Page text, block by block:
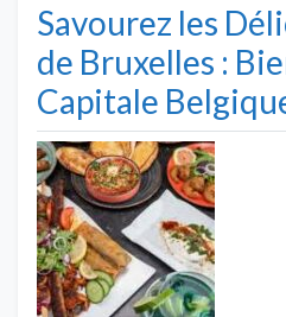
Savourez les
de Bruxelles :
Capitale